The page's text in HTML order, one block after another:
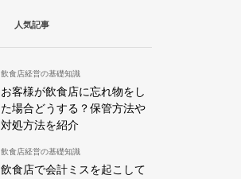
人気記事
飲食店経営の基礎知識
お客様が飲食店に忘れ物をし
た場合どうする？保管方法や
対処方法を紹介
飲食店経営の基礎知識
飲食店で会計ミスを起こして